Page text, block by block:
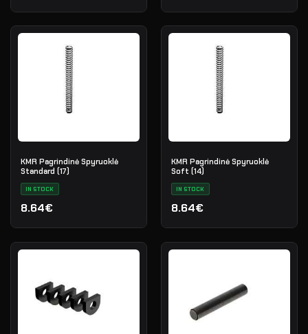
KMR Pagrindinė Spyruoklė
Standard (17)
IN STOCK
8.64€
KMR Pagrindinė Spyruoklė
Soft (14)
IN STOCK
8.64€